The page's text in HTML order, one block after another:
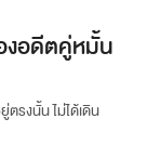
งอดีตคู่หมั้น
รงนั้น ไม่ได้เดิน